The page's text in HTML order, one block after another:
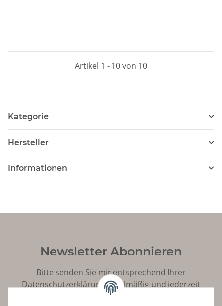
Artikel 1 - 10 von 10
Kategorie
Hersteller
Informationen
Newsletter Abonnieren
Bitte senden Sie mir entsprechend Ihrer
Datenschutzerklärungregelmäßig und jederzeit
widerruflich Informationen zu Ihrem Produktsortiment